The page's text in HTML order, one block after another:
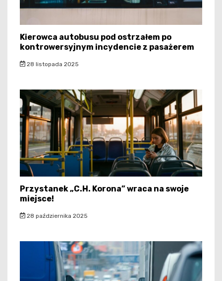
Kierowca autobusu pod ostrzałem po
kontrowersyjnym incydencie z pasażerem
28 listopada 2025
Przystanek „C.H. Korona” wraca na swoje
miejsce!
28 października 2025